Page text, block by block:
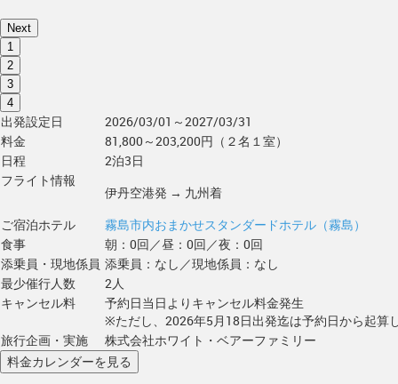
Next
1
2
3
4
出発設定日
2026/03/01～2027/03/31
料金
81,800～203,200円（２名１室）
日程
2泊3日
フライト情報
伊丹空港発 → 九州着
ご宿泊ホテル
霧島市内おまかせスタンダードホテル（霧島）
食事
朝：0回／昼：0回／夜：0回
添乗員・現地係員 添乗員：なし／現地係員：なし
最少催行人数
2人
キャンセル料
予約日当日よりキャンセル料金発生
※ただし、2026年5月18日出発迄は予約日から起算
旅行企画・実施
株式会社ホワイト・ベアーファミリー